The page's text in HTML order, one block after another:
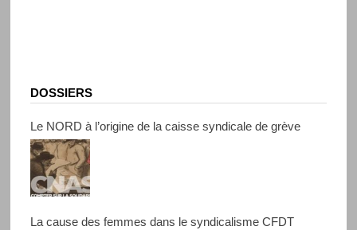
DOSSIERS
Le NORD à l’origine de la caisse syndicale de grève
La cause des femmes dans le syndicalisme CFDT